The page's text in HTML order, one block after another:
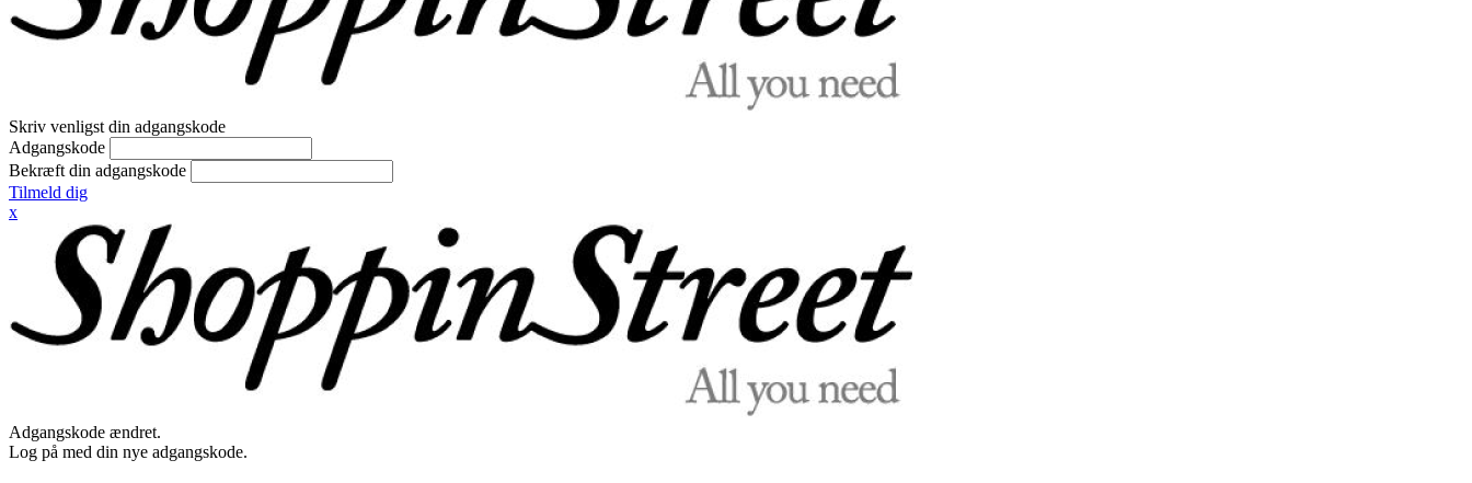
Skriv venligst din adgangskode
Adgangskode
Bekræft din adgangskode
Tilmeld dig
x
Adgangskode ændret.
Log på med din nye adgangskode.